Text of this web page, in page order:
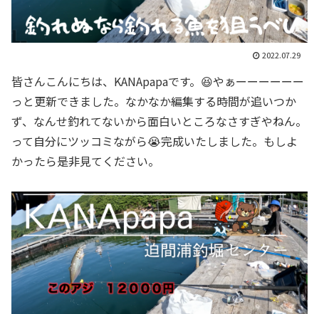
2022.07.29
皆さんこんにちは、KANApapaです。😆やぁーーーーーー
っと更新できました。なかなか編集する時間が追いつか
ず、なんせ釣れてないから面白いところなさすぎやねん。
って自分にツッコミながら😭完成いたしました。もしよ
かったら是非見てください。